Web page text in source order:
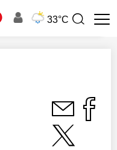
33°C
Suchbegriff